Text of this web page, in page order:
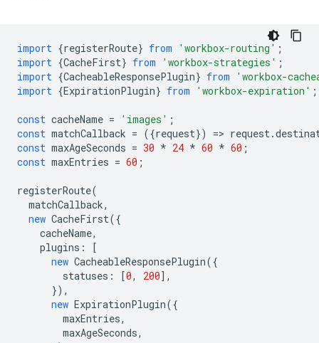
import {registerRoute} from 'workbox-routing' ;
import {CacheFirst} from 'workbox-strategies' ;
import {CacheableResponsePlugin} from
'workbox-
import {ExpirationPlugin} from 'workbox-expiration' ;
const cacheName = 'images' ;
const matchCallback = ({request}) => request.
const maxAgeSeconds = 30 * 24 * 60 * 60 ;
const maxEntries = 60 ;
registerRoute(
matchCallback,
new CacheFirst({
cacheName,
plugins :
[
new CacheableResponsePlugin({
statuses : [0, 200],
}),
new ExpirationPlugin({
maxEntries,
maxAgeSeconds,